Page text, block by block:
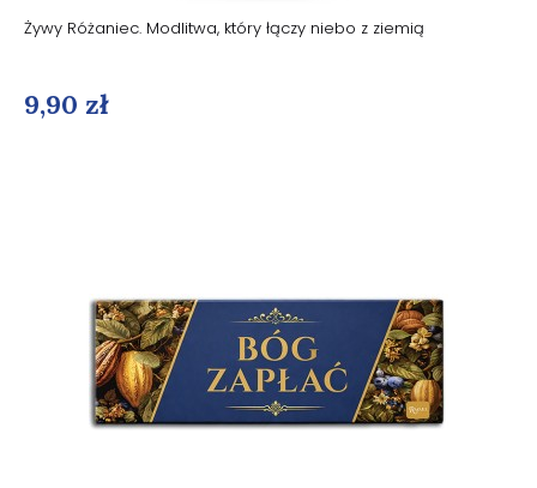
Żywy Różaniec. Modlitwa, który łączy niebo z ziemią
9,90 zł